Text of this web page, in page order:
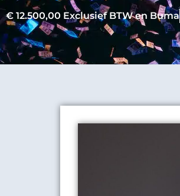
€ 12.500,00 Exclusief BTW en Buma